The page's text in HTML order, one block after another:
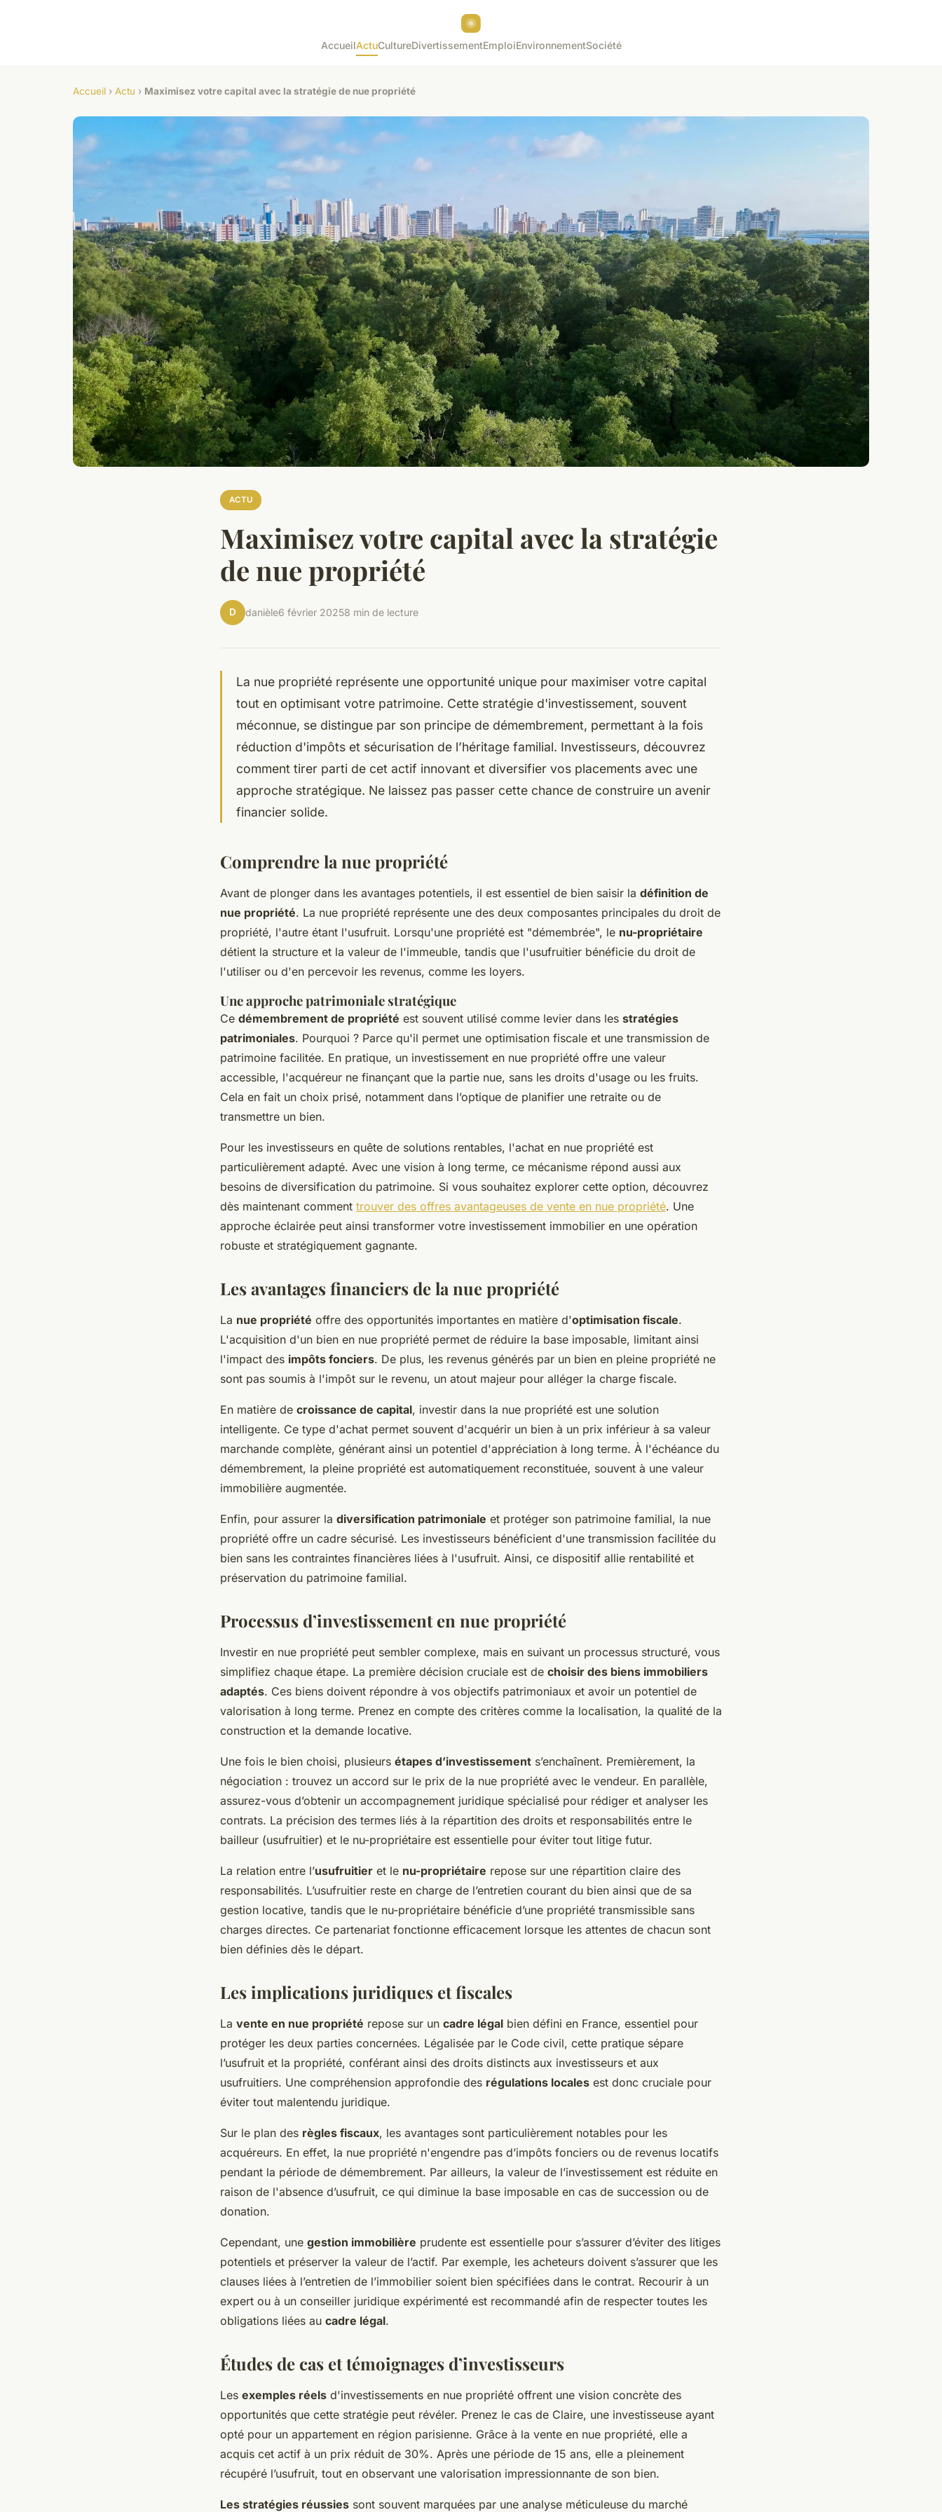
AccueilActuCultureDivertissementEmploiEnvironnementSociété
Accueil › Actu › Maximisez votre capital avec la stratégie de nue propriété
ACTU
Maximisez votre capital avec la stratégie
de nue propriété
D danièle6 février 20258 min de lecture
La nue propriété représente une opportunité unique pour maximiser votre capital
tout en optimisant votre patrimoine. Cette stratégie d'investissement, souvent
méconnue, se distingue par son principe de démembrement, permettant à la fois
réduction d'impôts et sécurisation de l’héritage familial. Investisseurs, découvrez
comment tirer parti de cet actif innovant et diversifier vos placements avec une
approche stratégique. Ne laissez pas passer cette chance de construire un avenir
financier solide.
Comprendre la nue propriété
Avant de plonger dans les avantages potentiels, il est essentiel de bien saisir la définition de
nue propriété. La nue propriété représente une des deux composantes principales du droit de
propriété, l'autre étant l'usufruit. Lorsqu'une propriété est "démembrée", le nu-propriétaire
détient la structure et la valeur de l'immeuble, tandis que l'usufruitier bénéficie du droit de
l'utiliser ou d'en percevoir les revenus, comme les loyers.
Une approche patrimoniale stratégique
Ce démembrement de propriété est souvent utilisé comme levier dans les stratégies
patrimoniales. Pourquoi ? Parce qu'il permet une optimisation fiscale et une transmission de
patrimoine facilitée. En pratique, un investissement en nue propriété offre une valeur
accessible, l'acquéreur ne finançant que la partie nue, sans les droits d'usage ou les fruits.
Cela en fait un choix prisé, notamment dans l’optique de planifier une retraite ou de
transmettre un bien.
Pour les investisseurs en quête de solutions rentables, l'achat en nue propriété est
particulièrement adapté. Avec une vision à long terme, ce mécanisme répond aussi aux
besoins de diversification du patrimoine. Si vous souhaitez explorer cette option, découvrez
dès maintenant comment trouver des offres avantageuses de vente en nue propriété. Une
approche éclairée peut ainsi transformer votre investissement immobilier en une opération
robuste et stratégiquement gagnante.
Les avantages financiers de la nue propriété
La nue propriété offre des opportunités importantes en matière d'optimisation fiscale.
L'acquisition d'un bien en nue propriété permet de réduire la base imposable, limitant ainsi
l'impact des impôts fonciers. De plus, les revenus générés par un bien en pleine propriété ne
sont pas soumis à l'impôt sur le revenu, un atout majeur pour alléger la charge fiscale.
En matière de croissance de capital, investir dans la nue propriété est une solution
intelligente. Ce type d'achat permet souvent d'acquérir un bien à un prix inférieur à sa valeur
marchande complète, générant ainsi un potentiel d'appréciation à long terme. À l'échéance du
démembrement, la pleine propriété est automatiquement reconstituée, souvent à une valeur
immobilière augmentée.
Enfin, pour assurer la diversification patrimoniale et protéger son patrimoine familial, la nue
propriété offre un cadre sécurisé. Les investisseurs bénéficient d'une transmission facilitée du
bien sans les contraintes financières liées à l'usufruit. Ainsi, ce dispositif allie rentabilité et
préservation du patrimoine familial.
Processus d’investissement en nue propriété
Investir en nue propriété peut sembler complexe, mais en suivant un processus structuré, vous
simplifiez chaque étape. La première décision cruciale est de choisir des biens immobiliers
adaptés. Ces biens doivent répondre à vos objectifs patrimoniaux et avoir un potentiel de
valorisation à long terme. Prenez en compte des critères comme la localisation, la qualité de la
construction et la demande locative.
Une fois le bien choisi, plusieurs étapes d’investissement s’enchaînent. Premièrement, la
négociation : trouvez un accord sur le prix de la nue propriété avec le vendeur. En parallèle,
assurez-vous d’obtenir un accompagnement juridique spécialisé pour rédiger et analyser les
contrats. La précision des termes liés à la répartition des droits et responsabilités entre le
bailleur (usufruitier) et le nu-propriétaire est essentielle pour éviter tout litige futur.
La relation entre l’usufruitier et le nu-propriétaire repose sur une répartition claire des
responsabilités. L’usufruitier reste en charge de l’entretien courant du bien ainsi que de sa
gestion locative, tandis que le nu-propriétaire bénéficie d’une propriété transmissible sans
charges directes. Ce partenariat fonctionne efficacement lorsque les attentes de chacun sont
bien définies dès le départ.
Les implications juridiques et fiscales
La vente en nue propriété repose sur un cadre légal bien défini en France, essentiel pour
protéger les deux parties concernées. Légalisée par le Code civil, cette pratique sépare
l’usufruit et la propriété, conférant ainsi des droits distincts aux investisseurs et aux
usufruitiers. Une compréhension approfondie des régulations locales est donc cruciale pour
éviter tout malentendu juridique.
Sur le plan des règles fiscaux, les avantages sont particulièrement notables pour les
acquéreurs. En effet, la nue propriété n'engendre pas d’impôts fonciers ou de revenus locatifs
pendant la période de démembrement. Par ailleurs, la valeur de l’investissement est réduite en
raison de l'absence d’usufruit, ce qui diminue la base imposable en cas de succession ou de
donation.
Cependant, une gestion immobilière prudente est essentielle pour s’assurer d’éviter des litiges
potentiels et préserver la valeur de l’actif. Par exemple, les acheteurs doivent s’assurer que les
clauses liées à l’entretien de l’immobilier soient bien spécifiées dans le contrat. Recourir à un
expert ou à un conseiller juridique expérimenté est recommandé afin de respecter toutes les
obligations liées au cadre légal.
Études de cas et témoignages d’investisseurs
Les exemples réels d'investissements en nue propriété offrent une vision concrète des
opportunités que cette stratégie peut révéler. Prenez le cas de Claire, une investisseuse ayant
opté pour un appartement en région parisienne. Grâce à la vente en nue propriété, elle a
acquis cet actif à un prix réduit de 30%. Après une période de 15 ans, elle a pleinement
récupéré l’usufruit, tout en observant une valorisation impressionnante de son bien.
Les stratégies réussies sont souvent marquées par une analyse méticuleuse du marché